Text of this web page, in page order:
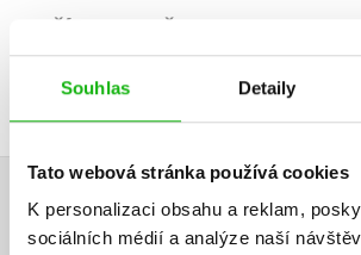
Souhlas Detaily
Tato webová stránka používá cookies
K personalizaci obsahu a reklam,
sociálních médií a analýze naší
DALŠÍ TITULY Z ŘADY "DISNEY PIXAR
HODNOCENÍ ČTENÁŘŮ